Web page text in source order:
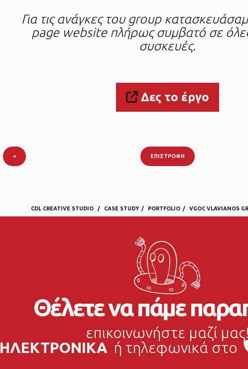
Για τις ανάγκες του group
page website πλήρως συμβατό σε
συσκευές.
Δες το έργο
< ΕΠΙΣΤΡΟΦΉ
CDL CREATIVE STUDIO CASE STUDY PORTFOLIO VGOC VLAVIANOS
Θέλετε να πάμε
επικοινωνήστε μαζί μας!
ΗΛΕΚΤΡΟΝΙΚΑ ή τηλεφωνικά στο